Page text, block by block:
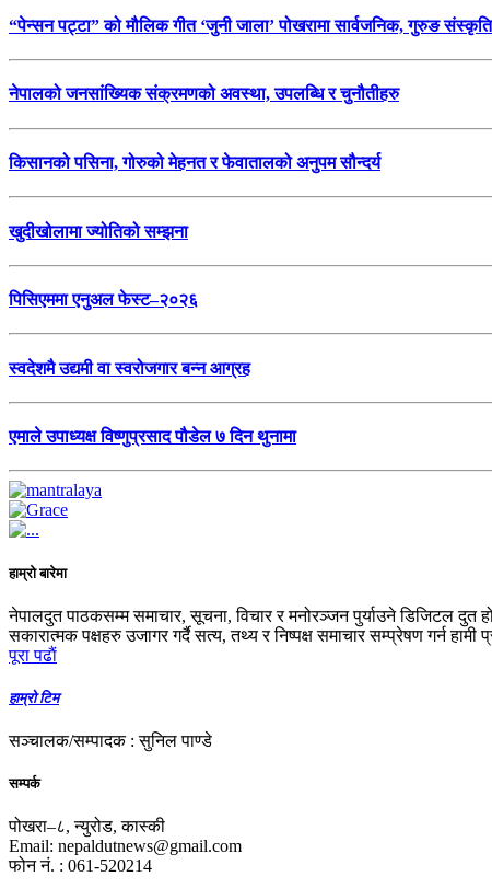
“पेन्सन पट्टा” को मौलिक गीत ‘जुनी जाला’ पोखरामा सार्वजनिक, गुरुङ
नेपालको जनसांख्यिक संक्रमणको अवस्था, उपलब्धि र चुनौतीहरु
किसानको पसिना, गोरुको मेहनत र फेवातालको अनुपम सौन्दर्य
खुदीखोलामा ज्योतिको सम्झना
पिसिएममा एनुअल फेस्ट–२०२६
स्वदेशमै उद्यमी वा स्वरोजगार बन्न आग्रह
एमाले उपाध्यक्ष विष्णुप्रसाद पौडेल ७ दिन थुनामा
हाम्रो बारेमा
नेपालदुत पाठकसम्म समाचार, सूचना, विचार र मनोरञ्जन पुर्याउने डिजिटल दुत
सकारात्मक पक्षहरु उजागर गर्दै सत्य, तथ्य र निष्पक्ष समाचार सम्प्रेषण गर्न हामी
पूरा पढाैं
हाम्रो टिम
सञ्चालक/सम्पादक : सुनिल पाण्डे
सम्पर्क
पोखरा–८, न्युरोड, कास्की
Email: nepaldutnews@gmail.com
फोन नं. : 061-520214